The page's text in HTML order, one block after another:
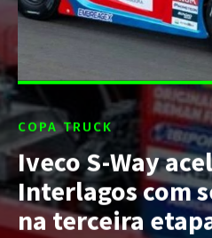
COPA TRUCK
Iveco S-Way
Interlagos com
na terceira